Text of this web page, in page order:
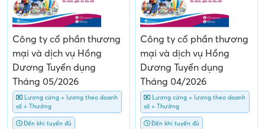
Công ty cổ phần thương
mại và dịch vụ Hồng
Dương Tuyển dụng
Tháng 05/2026
Lương cứng + lương theo doanh
số + Thưởng
Đến khi tuyển đủ
Công ty cổ phần thương
mại và dịch vụ Hồng
Dương Tuyển dụng
Tháng 04/2026
Lương cứng + lương theo doanh
số + Thưởng
Đến khi tuyển đủ